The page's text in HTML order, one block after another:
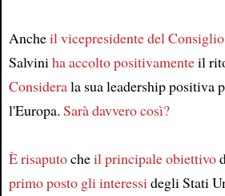
Ancheil vicepresidente del Consiglio
Salviniha accolto positivamenteil
Considerala sua leadership positiva
l'Europa. Sarà davvero così?
È risaputocheil principale obiettivo
primo posto gli interessidegli Stati